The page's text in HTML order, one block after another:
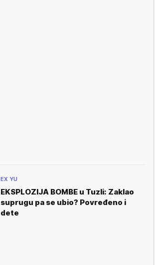
EX YU
EKSPLOZIJA BOMBE u Tuzli: Zaklao
suprugu pa se ubio? Povređeno i
dete